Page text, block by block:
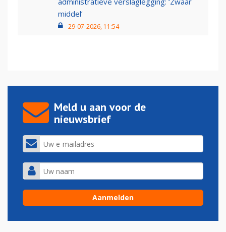
middel’
29-07-2026, 11:54
Meld u aan voor de
nieuwsbrief